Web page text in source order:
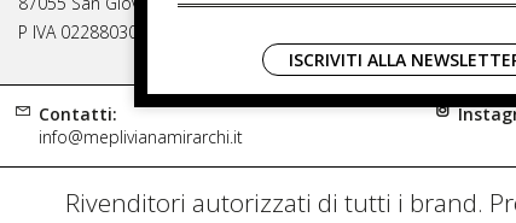
P IVA 02288030782
Spedizione
Contatti:
info@meplivianamirarchi.it
Rivenditori autorizzati di tutti i brand.
ISCRIVITI ALLA